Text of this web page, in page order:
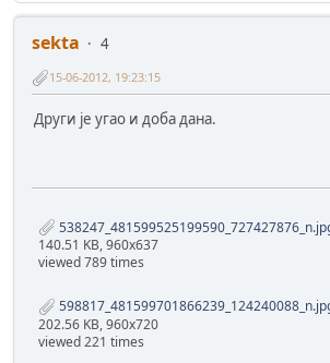
sekta
4
15-06-2012, 19:23:15
Други је угао и доба дана.
140.51 KB, 960x637
viewed 789 times
202.56 KB, 960x720
viewed 221 times